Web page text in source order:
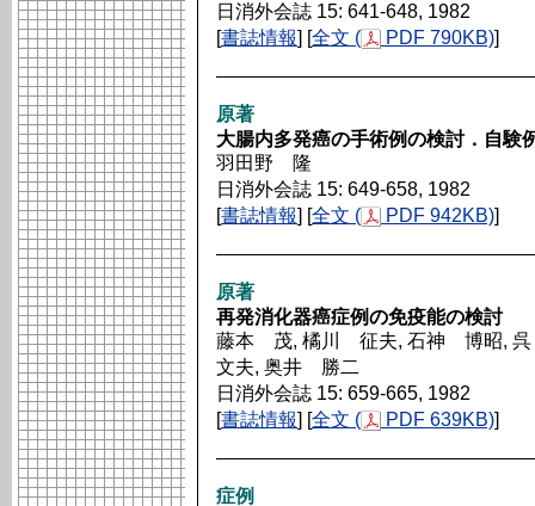
日消外会誌 15: 641-648, 1982
[書誌情報] [全文 ( PDF 790KB)]
原著
大腸内多発癌の手術例の検討．自験
羽田野 隆
日消外会誌 15: 649-658, 1982
[書誌情報] [全文 ( PDF 942KB)]
原著
再発消化器癌症例の免疫能の検討
藤本 茂, 橘川 征夫, 石神 博昭,
文夫, 奥井 勝二
日消外会誌 15: 659-665, 1982
[書誌情報] [全文 ( PDF 639KB)]
症例